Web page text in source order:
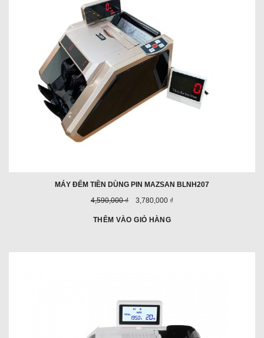
MÁY ĐẾM TIỀN DÙNG PIN MAZSAN BLNH207
Giá
4,590,000 ₫
Giá
3,780,000 ₫
THÊM VÀO GIỎ HÀNG